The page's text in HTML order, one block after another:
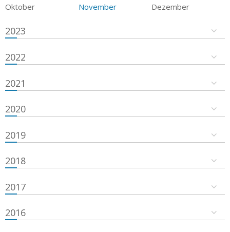
Oktober
November Dezember
2023
2022
2021
2020
2019
2018
2017
2016